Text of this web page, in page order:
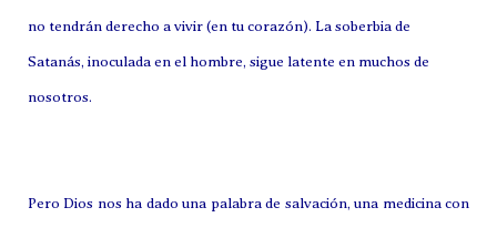
no tendrán derecho a vivir (en tu corazón). La soberbia de
Satanás, inoculada en el hombre, sigue latente en muchos de
nosotros.
Pero Dios nos ha dado una palabra de salvación, una medicina con